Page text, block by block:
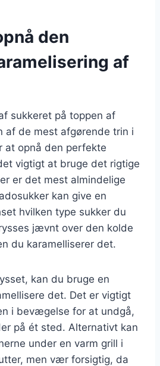
den
af
sukkeret på toppen af
af de mest afgørende trin i
at opnå den perfekte
vigtigt at bruge det rigtige
er det mest almindelige
kan give en
hvilken type sukker du
jævnt over den kolde
du karamelliserer det.
kan du bruge en
det. Det er vigtigt
i bevægelse for at undgå,
på ét sted. Alternativt kan
under en varm grill i
men vær forsigtig, da